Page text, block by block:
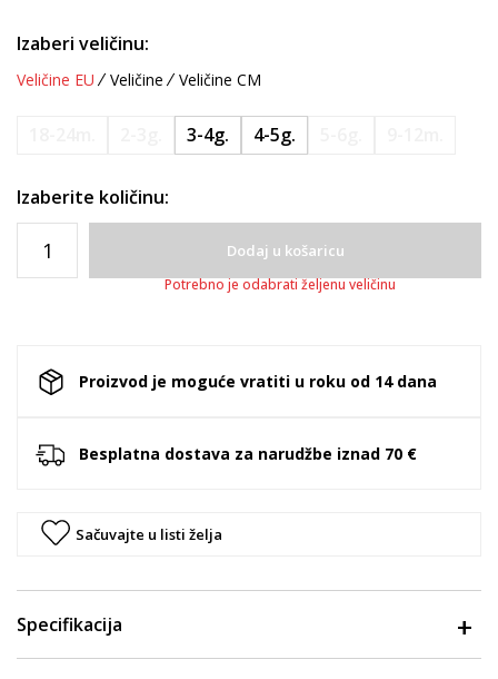
Izaberi veličinu:
Veličine EU Veličine Veličine CM
3-4g. 4-5g.
Izaberite količinu:
Dodaj u košaricu
Potrebno je odabrati željenu veličinu
Proizvod je moguće vratiti u roku od 14 dana
Besplatna dostava za narudžbe iznad 70 €
Sačuvajte u listi želja
Specifikacija